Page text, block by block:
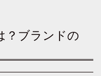
？ブランドの